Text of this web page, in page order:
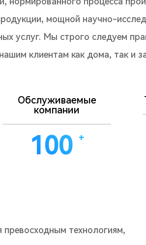
мощной научно-
услуг. Мы строго следуем
клиентам как дома, так и
Обслуживаемые
компании
100 +
превосходным технологиям,